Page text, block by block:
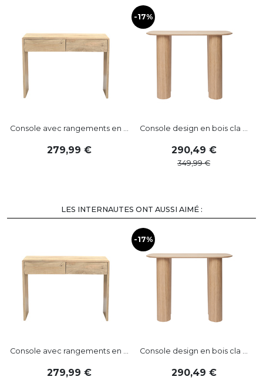
Console avec rangements en ...
279,99
-17%
Console design en bois cla ...
290,49
349,99
LES INTERNAUTES ONT AUSSI AIMÉ :
Console avec rangements en ...
279,99
-17%
Console design en bois cla ...
290,49